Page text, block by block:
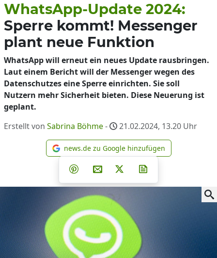
WhatsApp-Update 2024:
Sperre kommt! Messenger
plant neue Funktion
WhatsApp will erneut ein neues Update rausbringen.
Laut einem Bericht will der Messenger wegen des
Datenschutzes eine Sperre einrichten. Sie soll
Nutzern mehr Sicherheit bieten. Diese Neuerung ist
geplant.
Erstellt von Sabrina Böhme- 21.02.2024, 13.20 Uhr
news.de zu Google
news.de zu Google hinzufügen
Teilen auf Facebook
Teilen auf Whatsapp
Teilen auf Telegram
Teilen auf Pinterest
Per E-Mail teilen
Post auf X